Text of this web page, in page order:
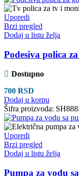
Uporedi
Brzi pregled
Dodaj u listu želja
Podesiva polica
Dostupno
700 RSD
Dodaj u korpu
Šifra proizvoda:
Uporedi
Brzi pregled
Dodaj u listu želja
Pumpa za vodu